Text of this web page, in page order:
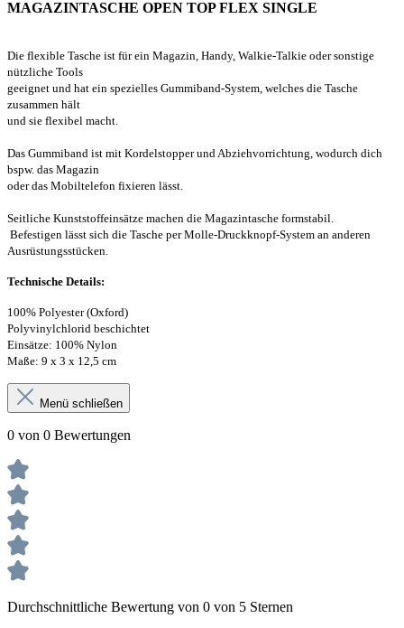
MAGAZINTASCHE OPEN TOP FLEX SINGLE
Die flexible Tasche ist für ein Magazin, Handy, Walkie-Talkie oder sonstige
nützliche Tools
geeignet und hat ein spezielles Gummiband-System, welches die Tasche
zusammen hält
und sie flexibel macht.
Das Gummiband ist mit Kordelstopper und Abziehvorrichtung, wodurch dich
bspw. das Magazin
oder das Mobiltelefon fixieren lässt.
Seitliche Kunststoffeinsätze machen die Magazintasche formstabil.
Befestigen lässt sich die Tasche per Molle-Druckknopf-System an anderen
Ausrüstungsstücken.
Technische Details:
100% Polyester (Oxford)
Polyvinylchlorid beschichtet
Einsätze: 100% Nylon
Maße: 9 x 3 x 12,5 cm
Menü schließen
0 von 0 Bewertungen
Durchschnittliche Bewertung von 0 von 5 Sternen